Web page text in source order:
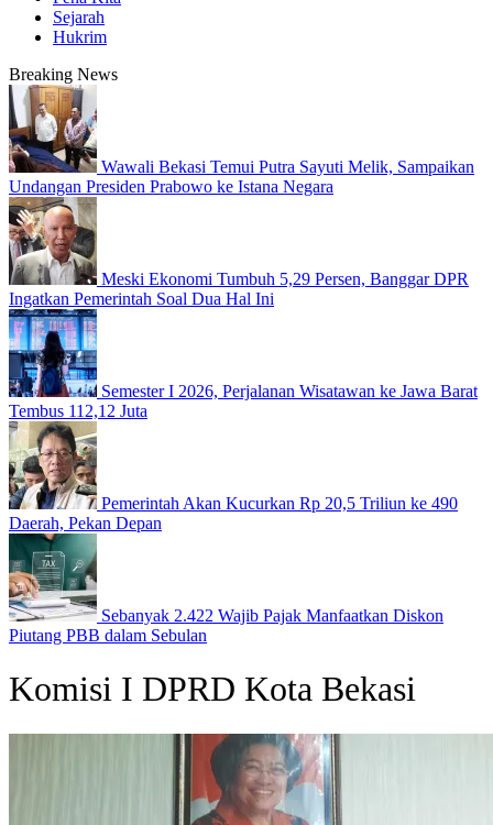
Sejarah
Hukrim
Breaking News
Wawali Bekasi Temui Putra Sayuti Melik, Sampaikan
Undangan Presiden Prabowo ke Istana Negara
Meski Ekonomi Tumbuh 5,29 Persen, Banggar DPR
Ingatkan Pemerintah Soal Dua Hal Ini
Semester I 2026, Perjalanan Wisatawan ke Jawa Barat
Tembus 112,12 Juta
Pemerintah Akan Kucurkan Rp 20,5 Triliun ke 490
Daerah, Pekan Depan
Sebanyak 2.422 Wajib Pajak Manfaatkan Diskon
Piutang PBB dalam Sebulan
Komisi I DPRD Kota Bekasi